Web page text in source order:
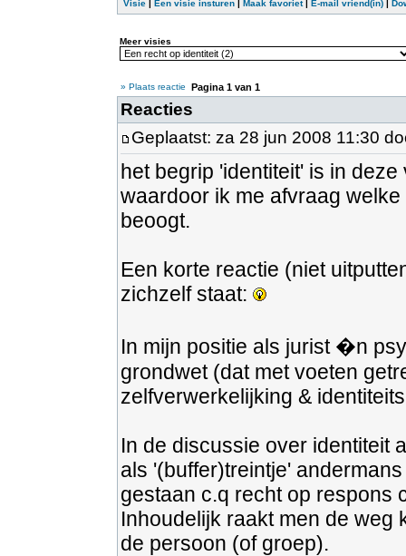
Visie Een visie insturen Maak favoriet| E-mail vriend(in)
Meer visies
» Plaats reactie Pagina 1 van 1
Reacties
Geplaatst: za 28 jun 2008 11:30
het begrip 'identiteit' is in
waardoor ik me afvraag
beoogt.
Een korte reactie (niet
zichzelf staat:
In mijn positie als jurist �n
grondwet (dat met voeten
zelfverwerkelijking &
In de discussie over identiteit
als '(buffer)treintje'
gestaan c.q recht op respons
Inhoudelijk raakt men de weg
de persoon (of groep).